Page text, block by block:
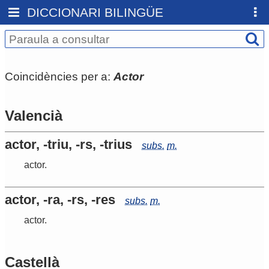
DICCIONARI BILINGÜE
Coincidències per a: Actor
Valencià
actor, -triu, -rs, -trius subs. m.
actor.
actor, -ra, -rs, -res subs. m.
actor.
Castellà